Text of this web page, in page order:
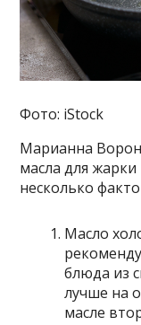
Фото: iStock
Марианна
масла для
несколько
Масло
блюда из
лучше на
масле